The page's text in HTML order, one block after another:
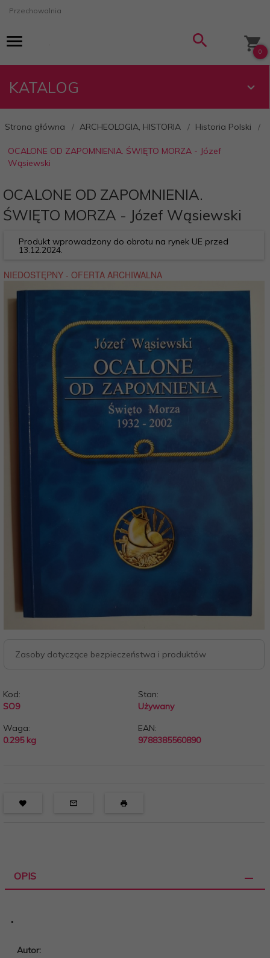
Przechowalnia
0
KATALOG
Strona główna ARCHEOLOGIA, HISTORIA Historia Polski
OCALONE OD ZAPOMNIENIA. ŚWIĘTO MORZA - Józef
Wąsiewski
OCALONE OD ZAPOMNIENIA.
ŚWIĘTO MORZA - Józef Wąsiewski
Produkt wprowadzony do obrotu na rynek UE przed
13.12.2024.
Zasoby dotyczące bezpieczeństwa i produktów
Kod:
SO9
Stan:
Używany
Waga:
0.295 kg
EAN:
9788385560890
OPIS
.
Autor: